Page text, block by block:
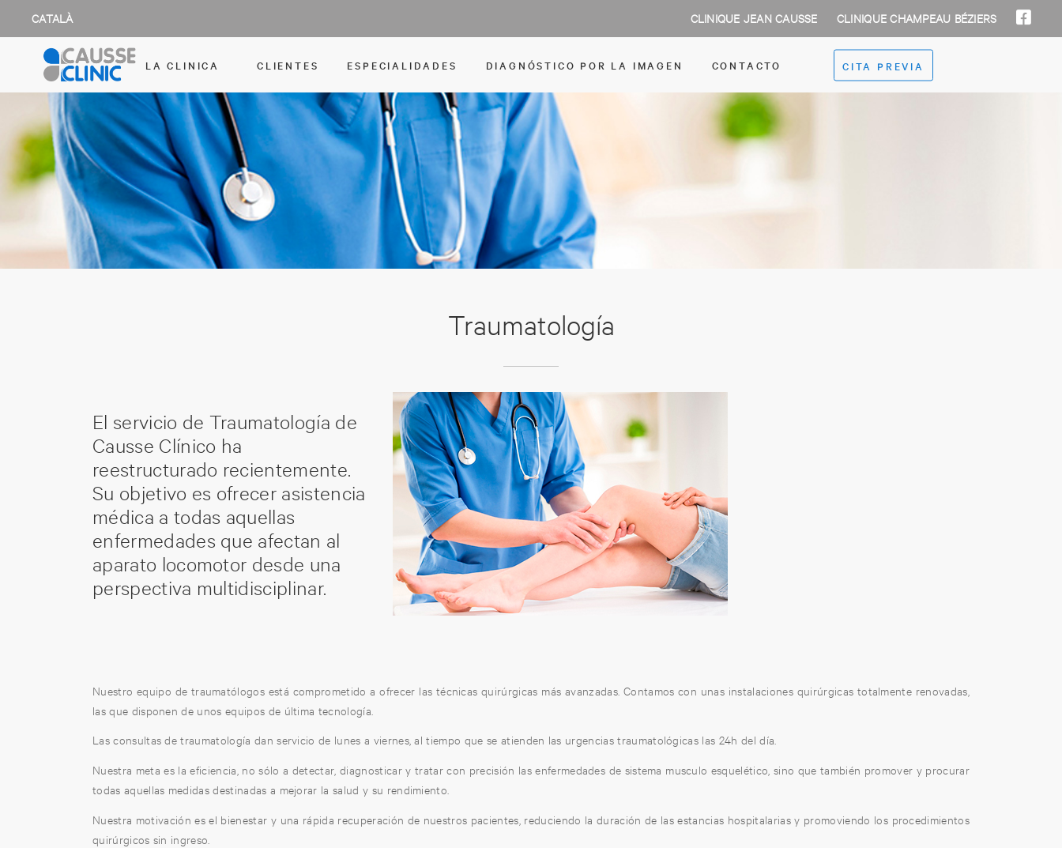
CLINIQUE JEAN CAUSSE CLINIQUE CHAMPEAU BÉZIERS
CATALÀ
LA CLINICA CLIENTES ESPECIALIDADES DIAGNÓSTICO POR LA IMAGEN CONTACTO CITA PREVIA
Traumatología
El servicio de Traumatología de
Causse Clínico ha
reestructurado recientemente.
Su objetivo es ofrecer asistencia
médica a todas aquellas
enfermedades que afectan al
aparato locomotor desde una
perspectiva multidisciplinar.
Nuestro equipo de traumatólogos está comprometido a ofrecer las técnicas quirúrgicas más avanzadas. Contamos con unas instalaciones quirúrgicas totalmente renovadas,
las que disponen de unos equipos de última tecnología.
Las consultas de traumatología dan servicio de lunes a viernes, al tiempo que se atienden las urgencias traumatológicas las 24h del día.
Nuestra meta es la eficiencia, no sólo a detectar, diagnosticar y tratar con precisión las enfermedades de sistema musculo esquelético, sino que también promover y procurar
todas aquellas medidas destinadas a mejorar la salud y su rendimiento.
Nuestra motivación es el bienestar y una rápida recuperación de nuestros pacientes, reduciendo la duración de las estancias hospitalarias y promoviendo los procedimientos
quirúrgicos sin ingreso.